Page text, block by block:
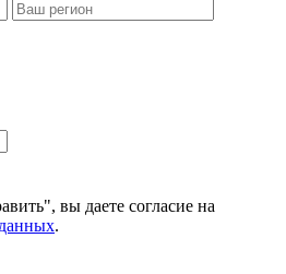
вы даете согласие на
.